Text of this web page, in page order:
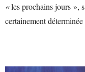
«les prochains jours »,
certainement